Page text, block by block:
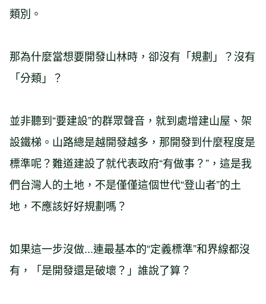
類別。
那為什麼當想要開發山林時，卻沒有「規劃」？沒有
「分類」？
並非聽到“要建設”的群眾聲音，就到處增建山屋、架
設鐵梯。山路總是越開發越多，那開發到什麼程度是
標準呢？難道建設了就代表政府“有做事？”，這是我
們台灣人的土地，不是僅僅這個世代“登山者”的土
地，不應該好好規劃嗎？
如果這一步沒做...連最基本的“定義標準”和界線都沒
有，「是開發還是破壞？」誰說了算？